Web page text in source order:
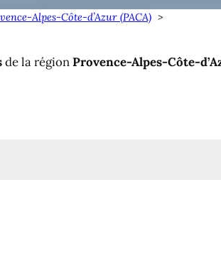
Alpes-Côte-d’Azur (PACA)
de la régionProvence-Alpes-Côte-